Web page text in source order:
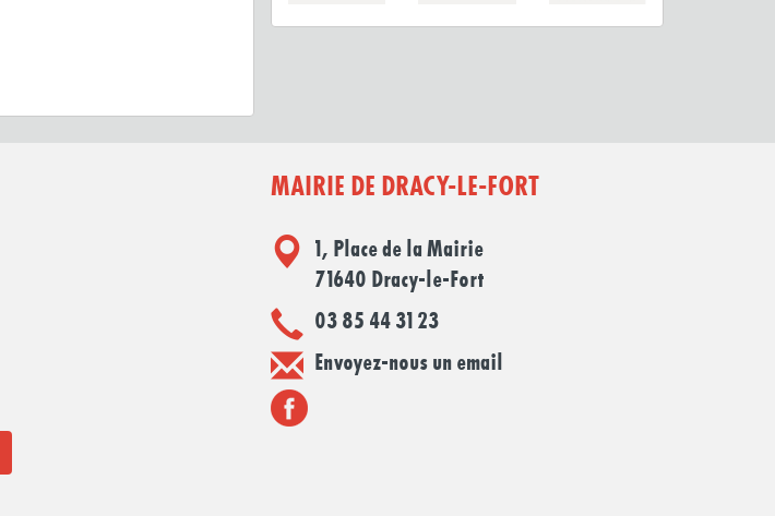
MAIRIE DE DRACY-LE-FORT
1, Place de la Mairie
71640 Dracy-le-Fort
03 85 44 31 23
Envoyez-nous un email